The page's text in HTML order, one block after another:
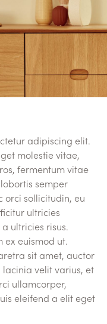
adipiscing elit.
molestie vitae,
fermentum vitae
semper
orci sollicitudin, eu
ultricies
ultricies risus.
ex euismod ut.
sit amet, auctor
velit varius, et
ullamcorper,
eleifend a elit eget